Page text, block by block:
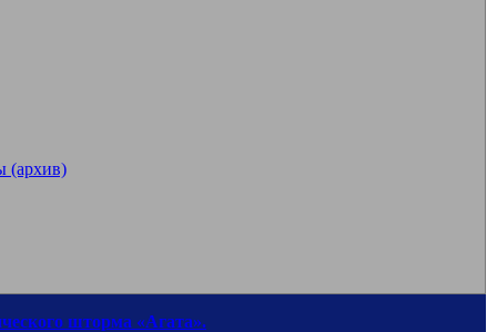
(архив)
шторма «Агата».